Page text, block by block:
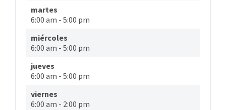
martes
6:00 am - 5:00 pm
miércoles
6:00 am - 5:00 pm
jueves
6:00 am - 5:00 pm
viernes
6:00 am - 2:00 pm